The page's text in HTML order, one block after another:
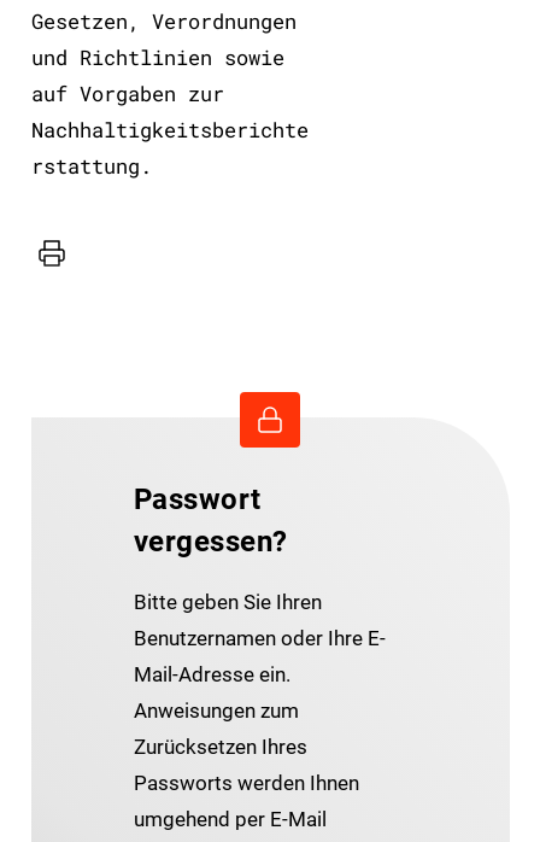
Gesetzen, Verordnungen
und Richtlinien sowie
auf Vorgaben zur
Nachhaltigkeitsberichte
rstattung.
Drucker
Passwort
vergessen?
Bitte geben Sie Ihren
Benutzernamen oder Ihre E-
Mail-Adresse ein.
Anweisungen zum
Zurücksetzen Ihres
Passworts werden Ihnen
umgehend per E-Mail